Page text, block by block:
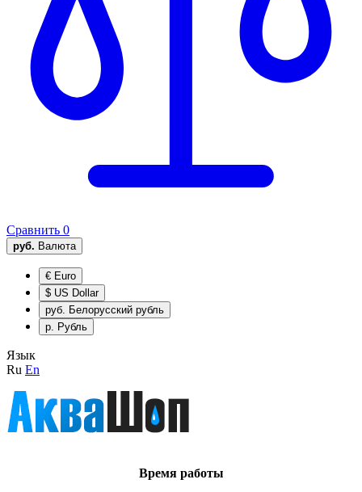
Сравнить 0
руб. Валюта
€ Euro
$ US Dollar
руб. Белорусский рубль
р. Рубль
Язык
Ru En
Время работы